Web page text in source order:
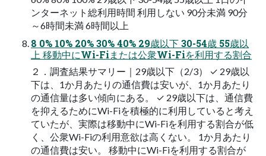
ンターネット総利用時間 利用しない 90分未満 90分
～6時間未満 6時間以上
8 0% 10% 20% 30% 40% 29歳以下 30-54歳 55歳以
上 移動中にWi-Fiまたは公衆Wi-Fiを利用する割合
２．調査結果サマリー｜29歳以下（2/3） ✓ 29歳以
下は、1か月あたりの通信費は安いが、1か月あたり
の通信量は多い傾向にある。 ✓ 29歳以下は、通信費
を抑えるためにWi-Fiを積極的に利用していると考え
ていたが、実際は移動中にWi-Fiを利用する割合が低
く、公衆Wi-Fiの利用意欲は高くない。 1か月あたり
の通信費は安い。 移動中にWi-Fiを利用する割合が